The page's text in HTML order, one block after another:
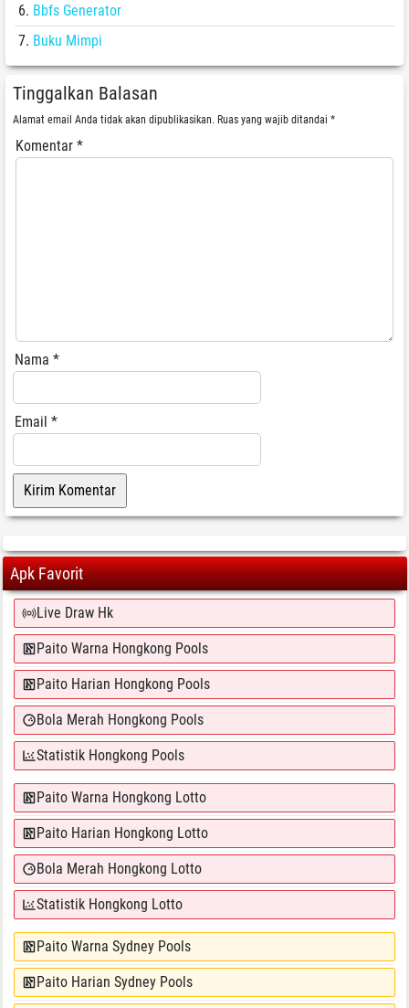
Bbfs Generator
Buku Mimpi
Tinggalkan Balasan
Alamat email Anda tidak akan dipublikasikan. Ruas yang wajib ditandai *
Komentar *
Nama *
Email *
Apk Favorit
Live Draw Hk
Paito Warna Hongkong Pools
Paito Harian Hongkong Pools
Bola Merah Hongkong Pools
Statistik Hongkong Pools
Paito Warna Hongkong Lotto
Paito Harian Hongkong Lotto
Bola Merah Hongkong Lotto
Statistik Hongkong Lotto
Paito Warna Sydney Pools
Paito Harian Sydney Pools